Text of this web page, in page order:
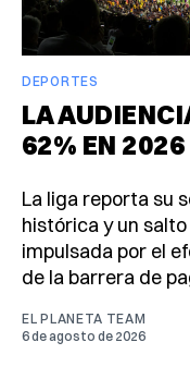
DEPORTES
LA
62% EN
La liga reporta su
histórica y un
impulsada por el
de la barrera de
EL PLANETA TEAM
6 de agosto de 2026